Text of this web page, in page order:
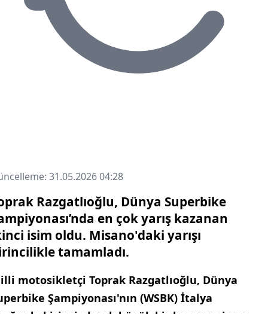
31.05.2026 04:28
Razgatlıoğlu, Dünya Superbike
en çok yarış kazanan
isim oldu. Misano'daki yarışı
tamamladı.
motosikletçi Toprak Razgatlıoğlu, Dünya
Şampiyonası'nın (WSBK) İtalya